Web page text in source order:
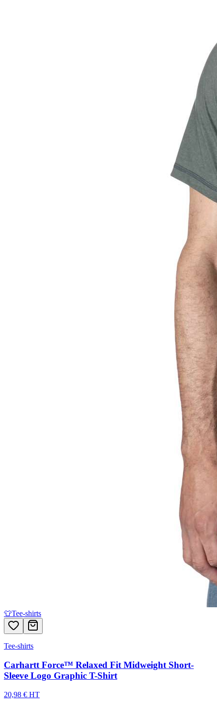
👕Tee-shirts
Tee-shirts
Carhartt Force™ Relaxed Fit Midweight Short-
Sleeve Logo Graphic T-Shirt
20,98 € HT